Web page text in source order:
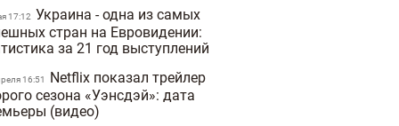
17:12 Украина - одна из самых
стран на Евровидении:
за 21 год выступлений
16:51
Netflix показал трейлер
сезона «Уэнсдэй»: дата
(видео)